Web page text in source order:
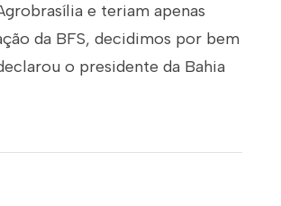
e teriam apenas
da BFS, decidimos por bem
o presidente da Bahia